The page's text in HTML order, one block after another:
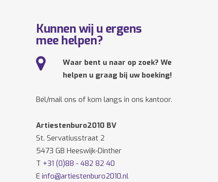
Kunnen wij u ergens
mee helpen?
Waar bent u naar op zoek? We
helpen u graag bij uw boeking!
Bel/mail ons of kom langs in ons kantoor.
Artiestenburo2010 BV
St. Servatiusstraat 2
5473 GB Heeswijk-Dinther
T +31 (0)88 - 482 82 40
E info@artiestenburo2010.nl